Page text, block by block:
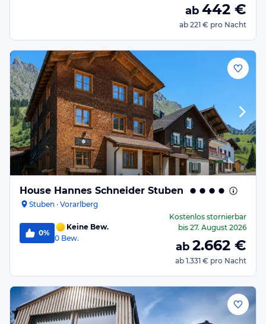
ab 442 €
ab 221 € pro Nacht
House Hannes Schneider Stuben
Stuben · Vorarlberg
0%
Keine Bew.
0 Bew.
Kostenlos stornierbar
bis 27. August 2026
ab 2.662 €
ab 1.331 € pro Nacht